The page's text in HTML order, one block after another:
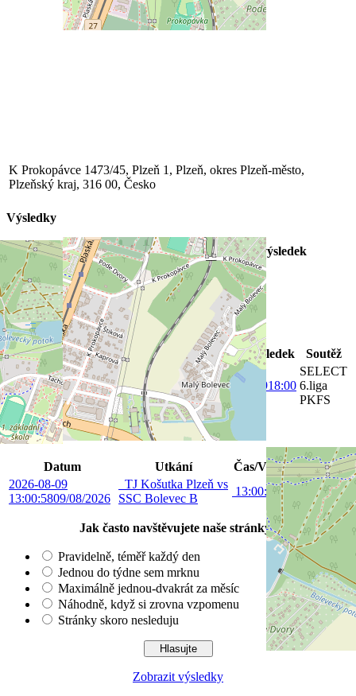
K Prokopávce 1473/45, Plzeň 1, Plzeň, okres Plzeň-město,
Plzeňský kraj, 316 00, Česko
Výsledky
Klub 1. poločas 2. poločas Konečný výsledek
SSC BOLEVEC 1 0
1
SK Petřín Plzeň
4 3 7
Utkání "A" týmu v tomto týdnu
Datum Utkání Čas/Výsledek
Soutěž
2026-08-07
18:00:5907/08/2026
TJ Košutka Plzeň
vs SSC BOLEVEC
18:00:5918:00
SELECT
6.liga
PKFS
Utkání „B“ týmu v tomto týdnu
Datum Utkání Čas/Výsledek Soutěž
2026-08-09
13:00:5809/08/2026
TJ Košutka Plzeň vs
SSC Bolevec B
13:00:5813:00
9. liga
MSM
Jak často navštěvujete naše stránky?
Pravidelně, téměř každý den
Jednou do týdne sem mrknu
Maximálně jednou-dvakrát za měsíc
Náhodně, když si zrovna vzpomenu
Stránky skoro nesleduju
Zobrazit výsledky